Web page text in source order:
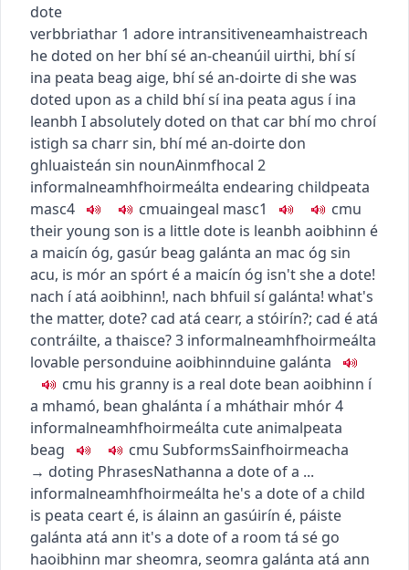
dote
verbbriathar 1 adore intransitiveneamhaistreach
he doted on her bhí sé an-cheanúil uirthi, bhí sí
ina peata beag aige, bhí sé an-doirte di she was
doted upon as a child bhí sí ina peata agus í ina
leanbh I absolutely doted on that car bhí mo chroí
istigh sa charr sin, bhí mé an-doirte don
ghluaisteán sin nounAinmfhocal 2
informalneamhfhoirmeálta endearing childpeata
masc4
cmuaingeal masc1 cmu
their young son is a little dote is leanbh aoibhinn é
a maicín óg, gasúr beag galánta an mac óg sin
acu, is mór an spórt é a maicín óg isn't she a dote!
nach í atá aoibhinn!, nach bhfuil sí galánta! what's
the matter, dote? cad atá cearr, a stóirín?; cad é atá
contráilte, a thaisce?3 informalneamhfhoirmeálta
lovable personduine aoibhinnduine galánta
cmu his granny is a real dote bean aoibhinn í
a mhamó, bean ghalánta í a mháthair mhór4
informalneamhfhoirmeálta cute animalpeata
beag
cmu SubformsSainfhoirmeacha
→ doting PhrasesNathanna a dote of a ...
informalneamhfhoirmeálta he's a dote of a child
is peata ceart é, is álainn an gasúirín é, páiste
galánta atá ann it's a dote of a room tá sé go
haoibhinn mar sheomra, seomra galánta atá ann